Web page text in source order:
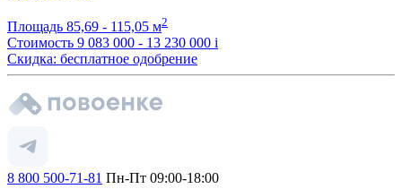
Площадь 85,69 - 115,05 м2
Стоимость 9 083 000 - 13 230 000 i
Скидка: бесплатное одобрение
8 800 500-71-81 Пн-Пт 09:00-18:00